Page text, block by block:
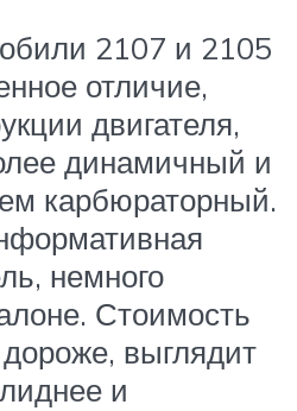
2107 и 2105
отличие,
двигателя,
динамичный и
карбюраторный.
немного
Стоимость
выглядит
и